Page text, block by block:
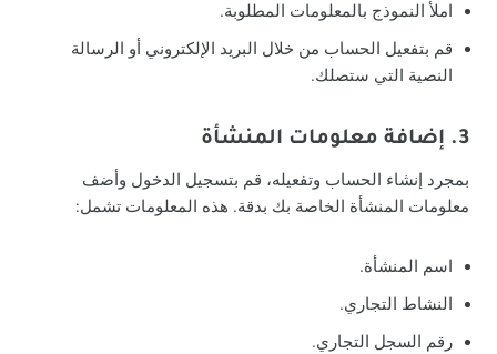
املأ النموذج بالمعلومات المطلوبة.
قم بتفعيل الحساب من خلال البريد الإلكتروني أو الرسالة
النصية التي ستصلك.
3. إضافة معلومات المنشأة
بمجرد إنشاء الحساب وتفعيله، قم بتسجيل الدخول وأضف
معلومات المنشأة الخاصة بك بدقة. هذه المعلومات تشمل:
اسم المنشأة.
النشاط التجاري.
رقم السجل التجاري.